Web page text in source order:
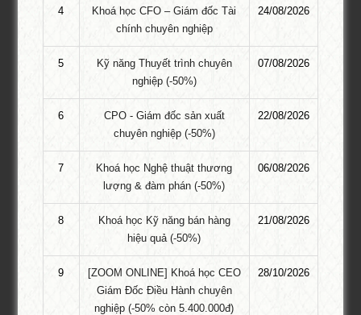
ĐẶC BIỆT dành cho các cá nhân mong muốn khởi nghiệp hiệu
quả và chuyên nghiệp. Khóa học chia làm 3 chủ đề – chính nền
Chương trình tham quan kiến tập lớp
CEO175, CEO176, CEO177, CCO38
Ngày 25/8/2023, Tổ chức Giáo dục Đào tạo PTI phối hợp cùng
Công ty Cổ phần xe đạp Đào Khôi – DK Bike và Công ty TNHH
Chế biến và Xuất khẩu Nông Lâm sản Lạng Sơn – Hoa Hồi Lạng
mùa 09: “Tình yêu cuộc sống”
Tổ chức giáo dục đào tạo PTI kính mời các quý công ty và
4
Khoá học CFO – Giám đốc Tài
chính chuyên nghiệp
24/08/2026
5
Kỹ năng Thuyết trình chuyên
nghiệp (-50%)
07/08/2026
6
CPO - Giám đốc sản xuất
chuyên nghiệp (-50%)
22/08/2026
7
Khoá học Nghệ thuật thương
lượng & đàm phán (-50%)
06/08/2026
8
Khoá học Kỹ năng bán hàng
hiệu quả (-50%)
21/08/2026
9
[ZOOM ONLINE] Khoá học CEO
Giám Đốc Điều Hành chuyên
nghiệp (-50% còn 5.400.000đ)
28/10/2026